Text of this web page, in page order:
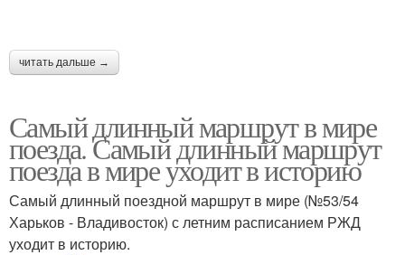
читать дальше →
Самый длинный маршрут в мире
поезда. Самый длинный маршрут
поезда в мире уходит в историю
Самый длинный поездной маршрут в мире (№53/54
Харьков - Владивосток) с летним расписанием РЖД
уходит в историю.